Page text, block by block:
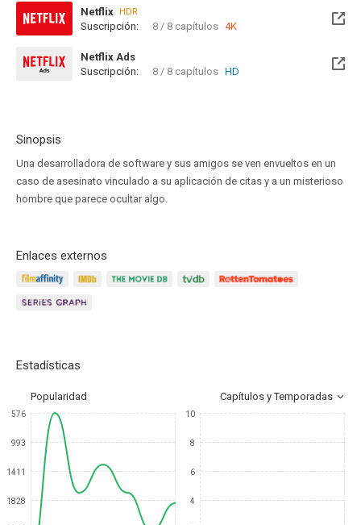
Netflix HDR
Suscripción: 8 / 8 capítulos 4K
Netflix Ads
Suscripción:
8 / 8 capítulos HD
Sinopsis
Una desarrolladora de software y sus amigos se ven envueltos en un
caso de asesinato vinculado a su aplicación de citas y a un misterioso
hombre que parece ocultar algo.
Enlaces externos
Estadísticas
Popularidad Capítulos y Temporadas
576
993
1411
1828
10
8
6
4